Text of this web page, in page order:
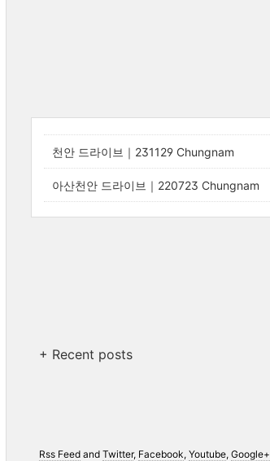
천안 드라이브｜231129 Chungnam
아산천안 드라이브｜220723 Chungnam
+ Recent posts
Rss Feedand Twitter, Facebook, Youtube, Google+